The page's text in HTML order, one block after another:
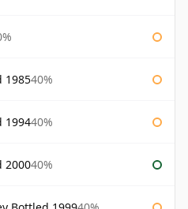
198540%
199440%
200040%